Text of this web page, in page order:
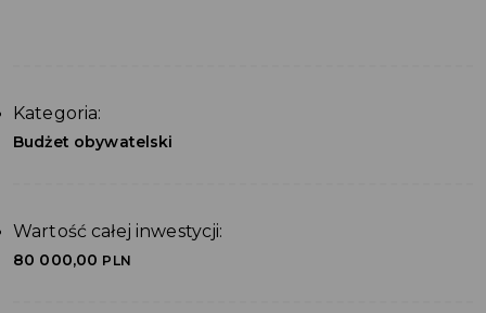
Kategoria:
Budżet obywatelski
Wartość całej inwestycji:
80 000,00 PLN